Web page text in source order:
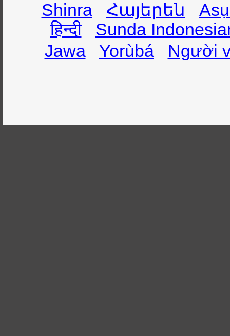
Shinra
Հայերեն
हिन्दी
Sunda
Jawa
Yorùbá Người